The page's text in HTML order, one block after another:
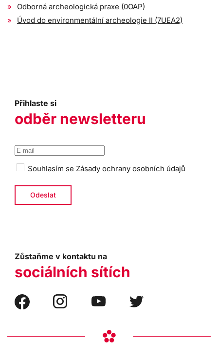
Odborná archeologická praxe (0OAP)
Úvod do environmentální archeologie II (7UEA2)
Přihlaste si
odběr newsletteru
Souhlasím se Zásady ochrany osobních údajů
Zůstaňme v kontaktu na
sociálních sítích